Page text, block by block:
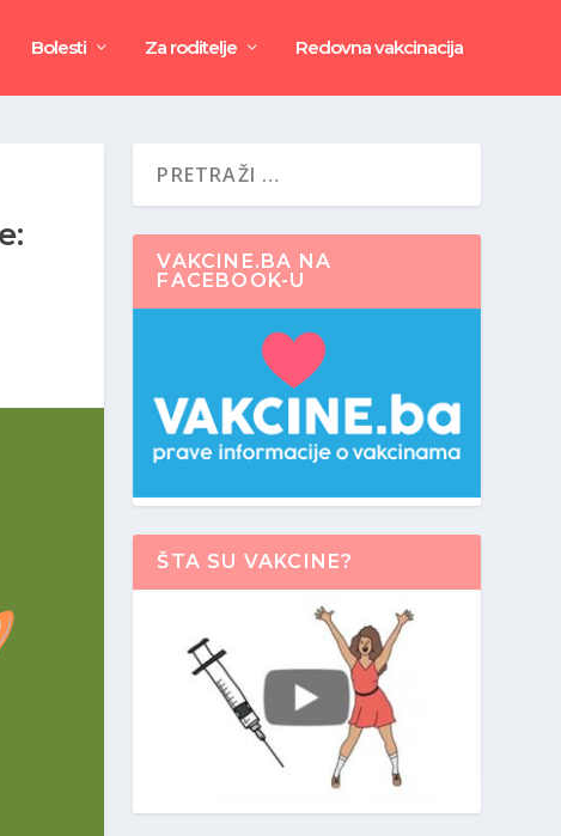
Bolesti Za roditelje Redovna vakcinacija
VAKCINE.BA NA
FACEBOOK-U
ŠTA SU VAKCINE?